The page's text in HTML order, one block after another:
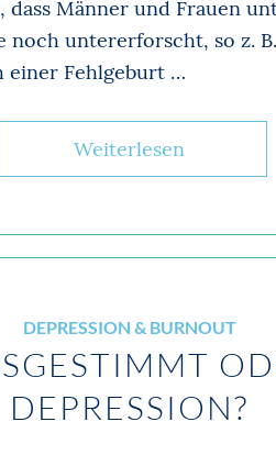
dass Männer und Frauen
noch untererforscht, so z.
einer Fehlgeburt …
Weiterlesen
DEPRESSION & BURNOUT
DEPRESSION?